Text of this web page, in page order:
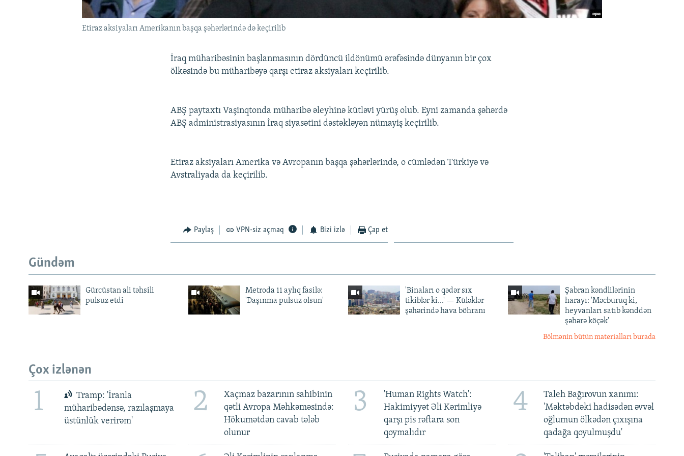
Etiraz aksiyaları Amerikanın başqa şəhərlərində də keçirilib
İraq müharibəsinin başlanmasının dördüncü ildönümü ərəfəsində dünyanın bir çox
ölkəsində bu müharibəyə qarşı etiraz aksiyaları keçirilib.
ABŞ paytaxtı Vaşinqtonda müharibə əleyhinə kütləvi yürüş olub. Eyni zamanda şəhərdə
ABŞ administrasiyasının İraq siyasətini dəstəkləyən nümayiş keçirilib.
Etiraz aksiyaları Amerika və Avropanın başqa şəhərlərində, o cümlədən Türkiyə və
Avstraliyada da keçirilib.
Paylaş VPN-siz açmaq Bizi izlə Çap et
Gündəm
Gürcüstan ali təhsili
pulsuz etdi
Metroda 11 aylıq fasilə:
'Daşınma pulsuz olsun'
'Binaları o qədər sıx
tikiblər ki...' — Küləklər
şəhərində hava böhranı
Şabran kəndlilərinin
harayı: 'Məcburuq ki,
heyvanları satıb kənddən
şəhərə köçək'
Bölmənin bütün materialları burada
Çox izlənən
1
Tramp: 'İranla
müharibədənsə, razılaşmaya
üstünlük verirəm'
2
Xaçmaz bazarının sahibinin
qətli Avropa Məhkəməsində:
Hökumətdən cavab tələb
olunur
3
'Human Rights Watch':
Hakimiyyət Əli Kərimliyə
qarşı pis rəftara son
qoymalıdır
4
Taleh Bağırovun xanımı:
'Məktəbdəki hadisədən əvvəl
oğlumun ölkədən çıxışına
qadağa qoyulmuşdu'